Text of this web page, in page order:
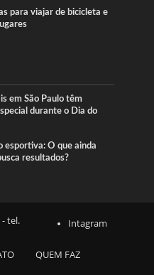
para viajar de bicicleta e
em São Paulo têm
durante o Dia do
esportiva: O que ainda
resultados?
- tel.
Intagram
QUEM FAZ